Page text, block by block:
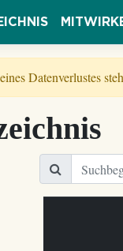
Datenverlustes